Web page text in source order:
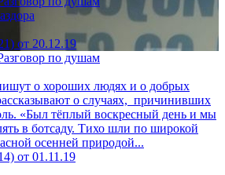
от 20.12.19
по душам
о хороших людях и о добрых
о случаях, причинивших
«Был тёплый воскресный день и мы
в ботсаду. Тихо шли по широкой
осенней природой...
от 01.11.19